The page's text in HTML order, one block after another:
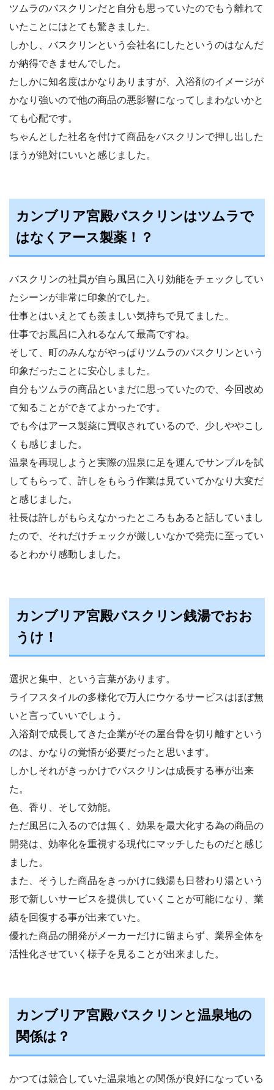
ツムラのバスクリンだと自分も思っていたのでもう離れて
いたことにはとても驚きました。
しかし、バスクリンという会社名にしたというのはなんだ
か納得できませんでした。
たしかに知名度はかなりありますが、入浴剤のイメージが
かなり強いので他の商品の悪影響になってしまわないかと
ても心配です。
ちゃんとした社名を付けて商品をバスクリンで押し出した
ほうが絶対にいいと感じました。
カンブリア宮殿バスクリンはツムラで
はなくアース製薬！？
バスクリンの社員が自ら風呂に入り効能をチェックしてい
たシーンが非常に印象的でした。
仕事とはいえとても羨ましい気持ちで見てました。
仕事でお風呂に入れるなんて最高ですね。
そして、町のみんながやっぱりツムラのバスクリンという
印象だったことに安心しました。
自分もツムラの商品といまだに思っていたので、今回改め
て知ることができてよかったです。
でも今はアース製薬に買収されているので、少しややこし
くも感じました。
温泉を再現しようと実際の温泉に足を運んでサンプルを試
してもらって、許しをもらう作業は見ていてかなり大変だ
と感じました。
社長は許しがもらえなかったところもあると話していまし
たので、それだけチェックが厳しいなかで発売に至ってい
るとわかり感動しました。
カンブリア宮殿バスクリン銭湯でおお
うけ！
選択と集中、という言葉があります。
ライフスタイルの多様化で万人にウケるサービスはほぼ無
いと言っていいでしょう。
入浴剤で成長してきた企業がその屋台骨を切り離すという
のは、かなりの覚悟が必要だったと思います。
しかしそれがきっかけでバスクリンは成長する事が出来
た。
色、香り、そして効能。
ただ風呂に入るのでは無く、効果を最大化する為の商品の
開発は、効率化を重視する現代にマッチしたものだと感じ
ました。
また、そうした商品をきっかけに銭湯も日替わり湯という
形で新しいサービスを提供していくことが可能になり、業
績を回復する事が出来ていた。
優れた商品の開発がメーカーだけに留まらず、業界全体を
活性化させていく様子を見ることが出来ました。
カンブリア宮殿バスクリンと温泉地の
関係は？
かつては競合していた温泉地との関係が良好になっている